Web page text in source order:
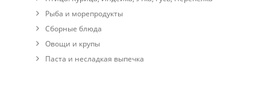
Рыба и морепродукты
Сборные блюда
Овощи и крупы
Паста и несладкая выпечка